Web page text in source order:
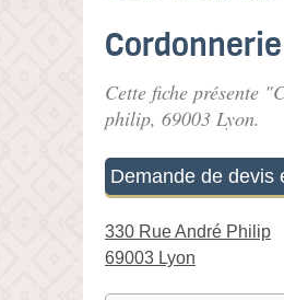
Cette fiche présente
philip, 69003 Lyon.
Demande de devis
330 Rue André Philip
69003 Lyon